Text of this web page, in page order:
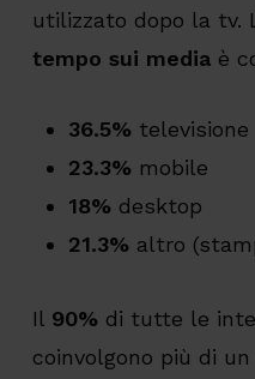
utilizzato dopo la tv.
tempo sui mediaè
36.5%televisione
23.3%mobile
18%desktop
21.3%altro
Il 90%di tutte le
coinvolgono più di